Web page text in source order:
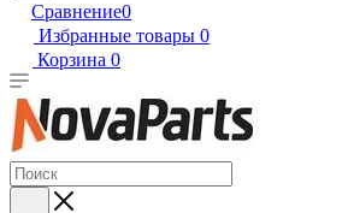
Сравнение0
Избранные товары 0
Корзина 0